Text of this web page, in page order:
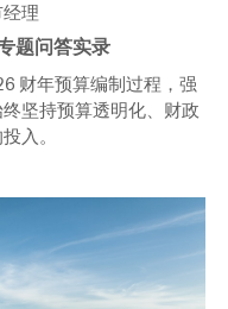
理
题问答实录
财年预算编制过程，强
坚持预算透明化、财政
入。